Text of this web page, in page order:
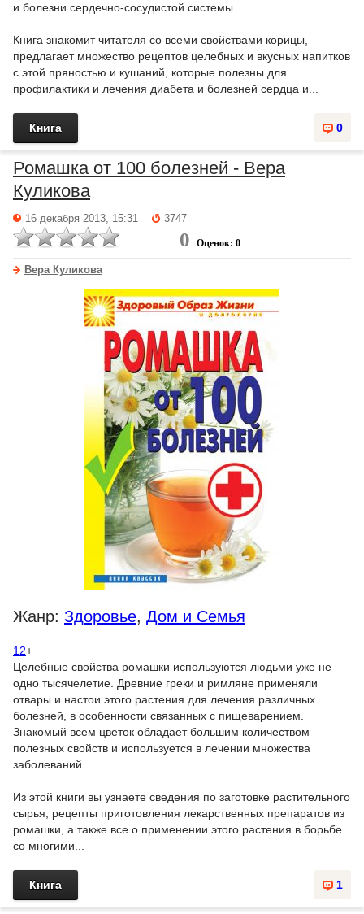
и болезни сердечно-сосудистой системы.
Книга знакомит читателя со всеми свойствами корицы,
предлагает множество рецептов целебных и вкусных напитков
с этой пряностью и кушаний, которые полезны для
профилактики и лечения диабета и болезней сердца и...
0
Книга
Ромашка от 100 болезней - Вера
Куликова
16 декабря 2013, 15:31 3747
0 Оценок: 0
Вера Куликова
Жанр: Здоровье, Дом и Семья
12+
Целебные свойства ромашки используются людьми уже не
одно тысячелетие. Древние греки и римляне применяли
отвары и настои этого растения для лечения различных
болезней, в особенности связанных с пищеварением.
Знакомый всем цветок обладает большим количеством
полезных свойств и используется в лечении множества
заболеваний.
Из этой книги вы узнаете сведения по заготовке растительного
сырья, рецепты приготовления лекарственных препаратов из
ромашки, а также все о применении этого растения в борьбе
со многими...
1
Книга